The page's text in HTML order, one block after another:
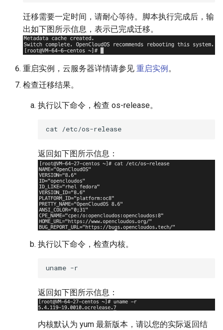
迁移需要一定时间，请耐心等待。脚本执行完成后，输
出如下图所示信息，表示已完成迁移。
重启实例，云服务器详情请参见 重启实例。
检查迁移结果。
执行以下命令，检查 os-release。
cat
返回如下图所示信息：
执行以下命令，检查内核。
uname
返回如下图所示信息：
内核默认为 yum 最新版本，请以您的实际返回结